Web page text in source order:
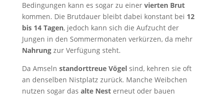
Bedingungen kann es sogar zu einer vierten Brut
kommen. Die Brutdauer bleibt dabei konstant bei 12
bis 14 Tagen, jedoch kann sich die Aufzucht der
Jungen in den Sommermonaten verkürzen, da mehr
Nahrungzur Verfügung steht.
Da Amseln standorttreue Vögelsind, kehren sie oft
an denselben Nistplatz zurück. Manche Weibchen
nutzen sogar das alte Nesterneut oder bauen